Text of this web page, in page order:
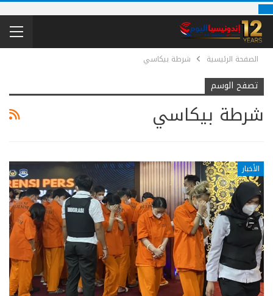
الصفحة الرئيسية شرطة بيكاسي
تصفح الوسم
شرطة بيكاسي
الأخبار